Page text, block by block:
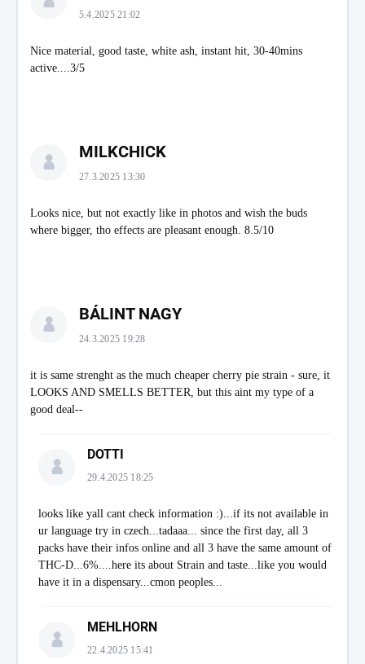
5.4.2025 21:02
Nice material, good taste, white ash, instant hit, 30-40mins
active....3/5
MILKCHICK
27.3.2025 13:30
Looks nice, but not exactly like in photos and wish the buds
where bigger, tho effects are pleasant enough. 8.5/10
BÁLINT NAGY
24.3.2025 19:28
it is same strenght as the much cheaper cherry pie strain - sure, it
LOOKS AND SMELLS BETTER, but this aint my type of a
good deal--
DOTTI
29.4.2025 18:25
looks like yall cant check information :)...if its not available in
ur language try in czech...tadaaa... since the first day, all 3
packs have their infos online and all 3 have the same amount of
THC-D...6%....here its about Strain and taste...like you would
have it in a dispensary...cmon peoples...
MEHLHORN
22.4.2025 15:41